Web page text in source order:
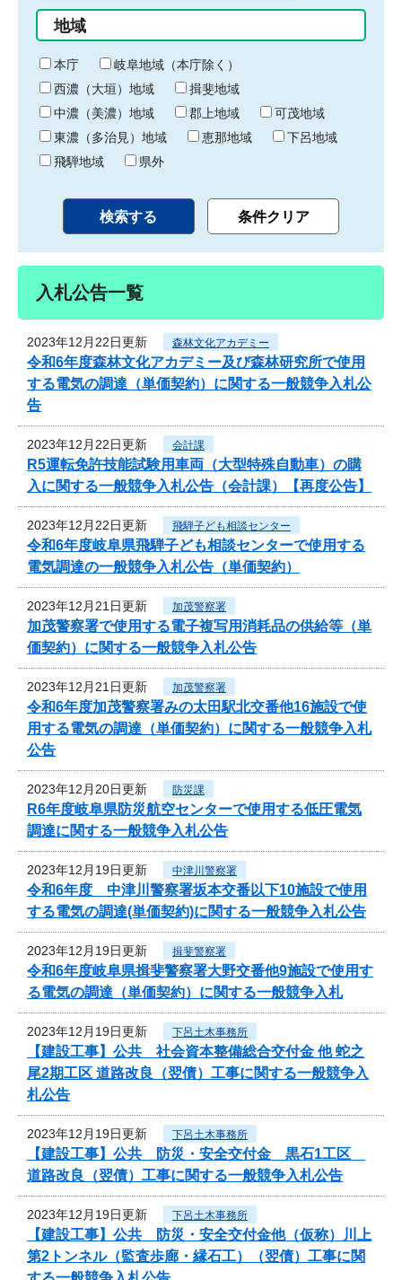
始
り
間
終
わ
り
地域
本庁
岐阜地域（本庁除く）
西濃（大垣）地域
揖斐地域
中濃（美濃）地域
郡上地域
可茂地域
東濃（多治見）地域
恵那地域
下呂地域
飛騨地域
県外
入札公告一覧
2023年12月22日更新 森林文化アカデミー
令和6年度森林文化アカデミー及び森林研究所で使用
する電気の調達（単価契約）に関する一般競争入札公
告
2023年12月22日更新 会計課
R5運転免許技能試験用車両（大型特殊自動車）の購
入に関する一般競争入札公告（会計課）【再度公告】
2023年12月22日更新 飛騨子ども相談センター
令和6年度岐阜県飛騨子ども相談センターで使用する
電気調達の一般競争入札公告（単価契約）
2023年12月21日更新 加茂警察署
加茂警察署で使用する電子複写用消耗品の供給等（単
価契約）に関する一般競争入札公告
2023年12月21日更新 加茂警察署
令和6年度加茂警察署みの太田駅北交番他16施設で使
用する電気の調達（単価契約）に関する一般競争入札
公告
2023年12月20日更新 防災課
R6年度岐阜県防災航空センターで使用する低圧電気
調達に関する一般競争入札公告
2023年12月19日更新 中津川警察署
令和6年度 中津川警察署坂本交番以下10施設で使用
する電気の調達(単価契約)に関する一般競争入札公告
2023年12月19日更新 揖斐警察署
令和6年度岐阜県揖斐警察署大野交番他9施設で使用す
る電気の調達（単価契約）に関する一般競争入札
2023年12月19日更新 下呂土木事務所
【建設工事】公共 社会資本整備総合交付金 他 蛇之
尾2期工区 道路改良（翌債）工事に関する一般競争入
札公告
2023年12月19日更新 下呂土木事務所
【建設工事】公共 防災・安全交付金 黒石1工区
道路改良（翌債）工事に関する一般競争入札公告
2023年12月19日更新 下呂土木事務所
【建設工事】公共 防災・安全交付金他（仮称）川上
第2トンネル（監査歩廊・縁石工）（翌債）工事に関